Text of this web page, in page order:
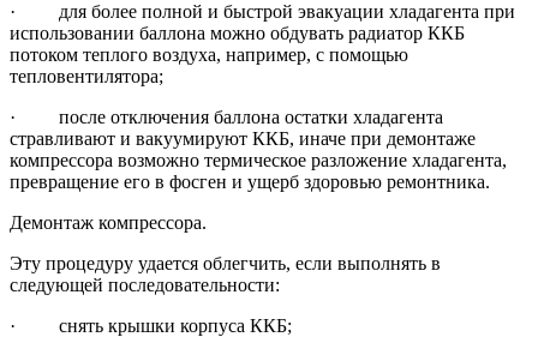
· для более полной и быстрой эвакуации хладагента при
использовании баллона можно обдувать радиатор ККБ
потоком теплого воздуха, например, с помощью
тепловентилятора;
· после отключения баллона остатки хладагента
стравливают и вакуумируют ККБ, иначе при демонтаже
компрессора возможно термическое разложение хладагента,
превращение его в фосген и ущерб здоровью ремонтника.
Демонтаж компрессора.
Эту процедуру удается облегчить, если выполнять в
следующей последовательности:
· снять крышки корпуса ККБ;